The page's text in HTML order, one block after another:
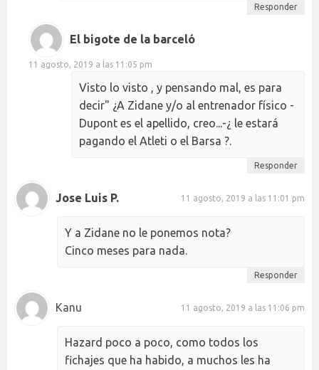
Responder
El bigote de la barceló
11 agosto, 2019 a las 11:05 pm
Visto lo visto , y pensando mal, es para
decir" ¿A Zidane y/o al entrenador físico -
Dupont es el apellido, creo...-¿ le estará
pagando el Atleti o el Barsa ?.
Responder
Jose Luis P. 11 agosto, 2019 a las 11:01 pm
Y a Zidane no le ponemos nota?
Cinco meses para nada.
Responder
Kanu 11 agosto, 2019 a las 11:06 pm
Hazard poco a poco, como todos los
fichajes que ha habido, a muchos les ha